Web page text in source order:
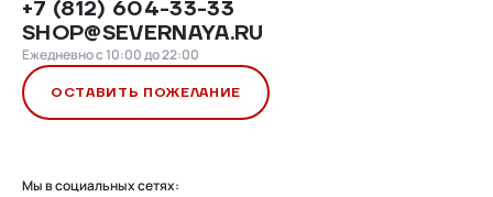
Мы в социальных сетях:
+7 (812) 604-33-33
SHOP@SEVERNAYA.RU
Ежедневно с 10:00 до 22:00
ОСТАВИТЬ ПОЖЕЛАНИЕ